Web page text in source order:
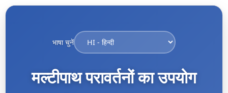
भाषा चुनें
मल्टीपाथ परावर्तनों का उपयोग